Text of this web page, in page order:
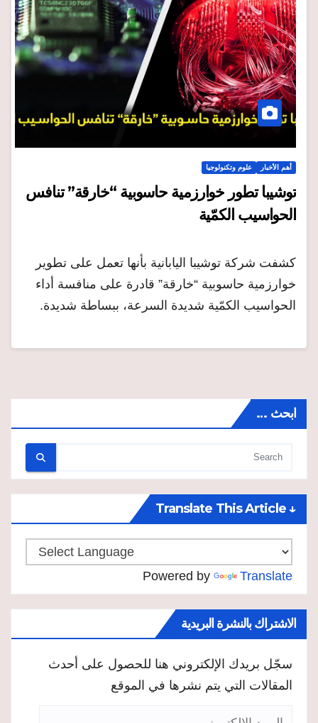
أهم الأخبار علوم وتكنولوجيا
توشيبا تطور خوارزمية حاسوبية “خارقة” تنافس
الحواسيب الكمّية
كشفت شركة توشيبا اليابانية بأنها تعمل على تطوير
خوارزمية حاسوبية “خارقة” قادرة على منافسة أداء
الحواسيب الكمّية شديدة السرعة، ببساطة شديدة.
ابحث …
↓ Translate This Article
Powered by Translate
الاشتراك بالنشرة البريدية
سجّل بريدك الإلكتروني هنا للحصول على أحدث
المقالات التي يتم نشرها في الموقع
البريد